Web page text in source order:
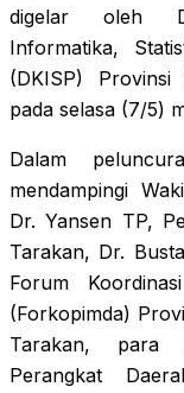
digelar oleh
Informatika,
(DKISP)
pada selasa (7/5)
Dalam
mendampingi
Dr. Yansen TP,
Tarakan, Dr.
Forum
(Forkopimda)
Tarakan, para
Perangkat